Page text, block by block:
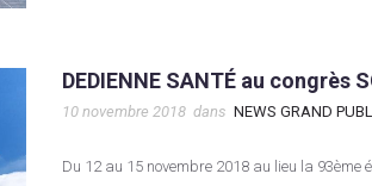
DEDIENNE SANTÉ au congrès
10 novembre 2018 dans NEWS GRAND
Du 12 au 15 novembre 2018 au lieu la 93ème édition du congrès de la